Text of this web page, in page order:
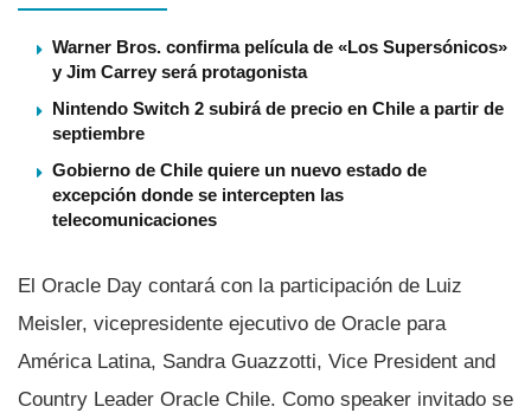
Warner Bros. confirma película de «Los Supersónicos»
y Jim Carrey será protagonista
Nintendo Switch 2 subirá de precio en Chile a partir de
septiembre
Gobierno de Chile quiere un nuevo estado de
excepción donde se intercepten las
telecomunicaciones
El Oracle Day contará con la participación de Luiz
Meisler, vicepresidente ejecutivo de Oracle para
América Latina, Sandra Guazzotti, Vice President and
Country Leader Oracle Chile. Como speaker invitado se